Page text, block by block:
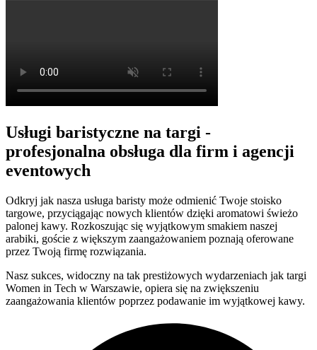
Usługi baristyczne na targi -
profesjonalna obsługa dla firm i agencji
eventowych
Odkryj jak nasza usługa baristy może odmienić Twoje stoisko
targowe, przyciągając nowych klientów dzięki aromatowi świeżo
palonej kawy. Rozkoszując się wyjątkowym smakiem naszej
arabiki, goście z większym zaangażowaniem poznają oferowane
przez Twoją firmę rozwiązania.
Nasz sukces, widoczny na tak prestiżowych wydarzeniach jak targi
Women in Tech w Warszawie, opiera się na zwiększeniu
zaangażowania klientów poprzez podawanie im wyjątkowej kawy.